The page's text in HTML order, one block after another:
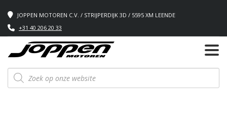
JOPPEN MOTOREN C.V. / STRIJPERDIJK 3D / 5595 XM LEENDE
+31 40 206 20 33
Producten
zoeken